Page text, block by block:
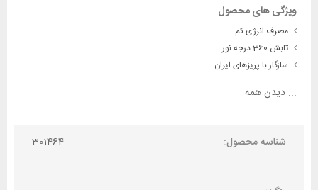
ویژگی های محصول
مصرف انرژی کم
تابش 360 درجه نور
سازگار با پریزهای ایران
... دیدن همه
شناسه محصول: 301464